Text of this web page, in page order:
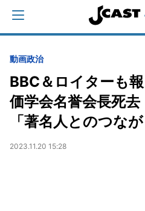
動画政治
BBC＆ロイターも
価学会名誉会長死
「著名人とのつなが
2023.11.20 15:28